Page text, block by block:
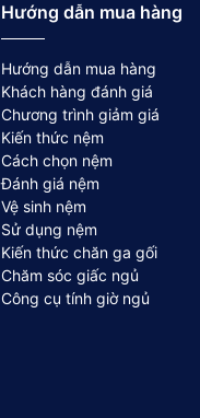
Hướng dẫn mua hàng
Hướng dẫn mua hàng
Khách hàng đánh giá
Chương trình giảm giá
Kiến thức nệm
Cách chọn nệm
Đánh giá nệm
Vệ sinh nệm
Sử dụng nệm
Kiến thức chăn ga gối
Chăm sóc giấc ngủ
Công cụ tính giờ ngủ